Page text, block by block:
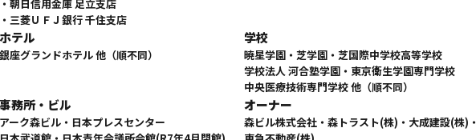
・朝日信用金庫 足立支店
・三菱ＵＦＪ銀行 千住支店
ホテル
銀座グランドホテル 他（順不同）
学校
暁星学園・芝学園・芝国際中学校高等学校
学校法人 河合塾学園・東京衛生学園専門学校
中央医療技術専門学校 他（順不同）
事務所・ビル
アーク森ビル・日本プレスセンター
オーナー
森ビル株式会社・森トラスト(株)・大成建設(株)・